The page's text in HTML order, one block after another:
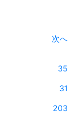
次へ
35
31
203